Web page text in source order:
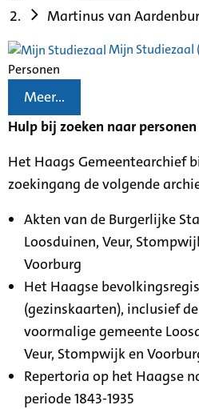
Martinus van
Mijn Studiezaal
Personen
Meer...
Hulp bij zoeken naar personen
Het Haags Gemeentearchief
zoekingang de volgende
Akten van de Burgerlijke
Loosduinen, Veur,
Voorburg
Het Haagse
(gezinskaarten), inclusief
voormalige gemeente
Veur, Stompwijk en
Repertoria op het Haagse
periode 1843-1935